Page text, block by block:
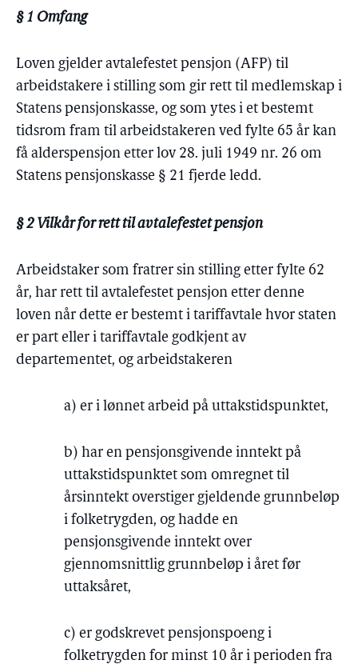
§ 1 Omfang
Loven gjelder avtalefestet pensjon (AFP) til
arbeidstakere i stilling som gir rett til medlemskap i
Statens pensjonskasse, og som ytes i et bestemt
tidsrom fram til arbeidstakeren ved fylte 65 år kan
få alderspensjon etter lov 28. juli 1949 nr. 26 om
Statens pensjonskasse § 21 fjerde ledd.
§ 2 Vilkår for rett til avtalefestet pensjon
Arbeidstaker som fratrer sin stilling etter fylte 62
år, har rett til avtalefestet pensjon etter denne
loven når dette er bestemt i tariffavtale hvor staten
er part eller i tariffavtale godkjent av
departementet, og arbeidstakeren
a) er i lønnet arbeid på uttakstidspunktet,
b) har en pensjonsgivende inntekt på
uttakstidspunktet som omregnet til
årsinntekt overstiger gjeldende grunnbeløp
i folketrygden, og hadde en
pensjonsgivende inntekt over
gjennomsnittlig grunnbeløp i året før
uttaksåret,
c) er godskrevet pensjonspoeng i
folketrygden for minst 10 år i perioden fra